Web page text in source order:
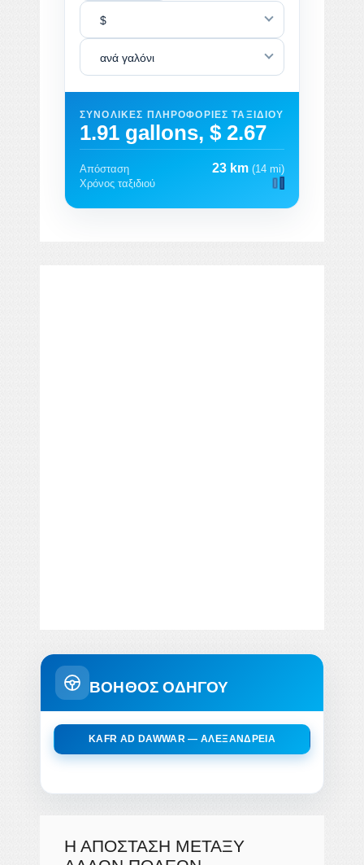
$
ανά γαλόνι
ΣΥΝΟΛΙΚΈΣ ΠΛΗΡΟΦΟΡΊΕΣ ΤΑΞΙΔΙΟΎ
1.91 gallons, $ 2.67
Απόσταση 23 km (14 mi)
Χρόνος ταξιδιού
ΒΟΗΘΟΣ ΟΔΗΓΟΥ
KAFR AD DAWWAR — ΑΛΕΞΆΝΔΡΕΙΑ
Η ΑΠΌΣΤΑΣΗ ΜΕΤΑΞΎ